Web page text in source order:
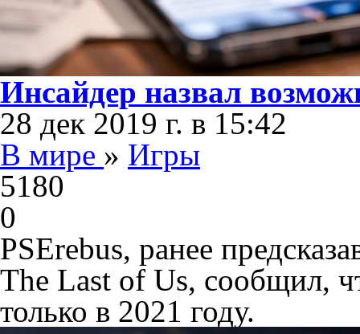
Инсайдер назвал
28 дек 2019 г. в 15:42
В мире » Игры
5180
0
PSErebus, ранее
The Last of Us, сообщил,
только в 2021 году.